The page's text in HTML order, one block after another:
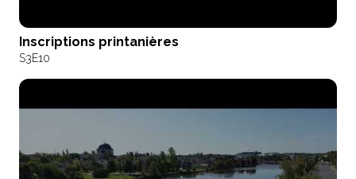
Inscriptions printanières
S3E10